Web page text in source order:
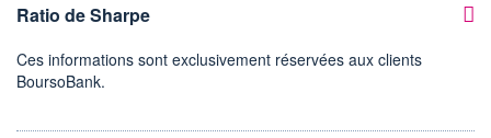
Ratio de Sharpe
Ces informations sont exclusivement réservées aux clients
BoursoBank.